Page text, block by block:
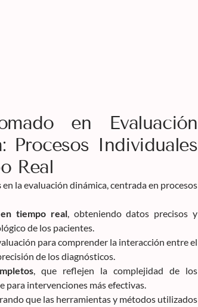
en Evaluación
Procesos Individuales
Real
en la evaluación dinámica, centrada en procesos
tiempo real, obteniendo datos precisos y
de los pacientes.
para comprender la interacción entre el
de los diagnósticos.
, que reflejen la complejidad de los
para intervenciones más efectivas.
que las herramientas y métodos utilizados